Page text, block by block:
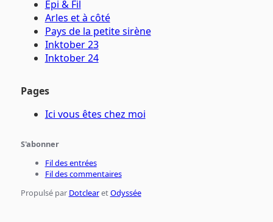
Epi & Fil
Arles et à côté
Pays de la petite sirène
Inktober 23
Inktober 24
Pages
Ici vous êtes chez moi
S'abonner
Fil des entrées
Fil des commentaires
Propulsé par DotclearetOdyssée